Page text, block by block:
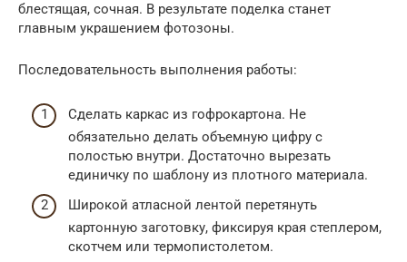
блестящая, сочная. В результате поделка станет
главным украшением фотозоны.
Последовательность выполнения работы:
Сделать каркас из гофрокартона. Не
обязательно делать объемную цифру с
полостью внутри. Достаточно вырезать
единичку по шаблону из плотного материала.
Широкой атласной лентой перетянуть
картонную заготовку, фиксируя края степлером,
скотчем или термопистолетом.